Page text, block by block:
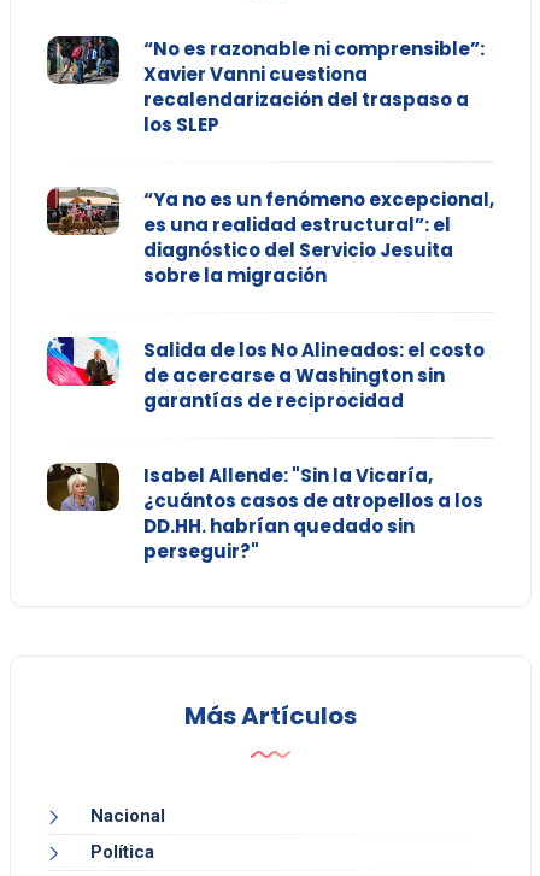
“No es razonable ni comprensible”:
Xavier Vanni cuestiona
recalendarización del traspaso a
los SLEP
“Ya no es un fenómeno excepcional,
es una realidad estructural”: el
diagnóstico del Servicio Jesuita
sobre la migración
Salida de los No Alineados: el costo
de acercarse a Washington sin
garantías de reciprocidad
Isabel Allende: "Sin la Vicaría,
¿cuántos casos de atropellos a los
DD.HH. habrían quedado sin
perseguir?"
Más Artículos
Nacional
Política